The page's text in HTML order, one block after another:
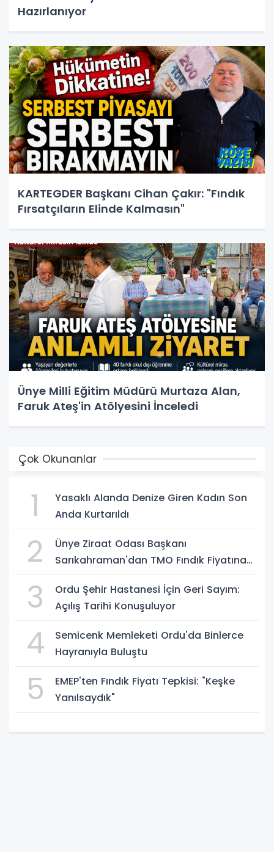
Hazırlanıyor
KARTEGDER Başkanı Cihan Çakır: "Fındık
Fırsatçıların Elinde Kalmasın"
Ünye Milli Eğitim Müdürü Murtaza Alan,
Faruk Ateş'in Atölyesini İnceledi
Çok Okunanlar
1
Yasaklı Alanda Denize Giren Kadın Son
Anda Kurtarıldı
2
Ünye Ziraat Odası Başkanı
Sarıkahraman'dan TMO Fındık Fiyatına
3
Ordu Şehir Hastanesi İçin Geri Sayım:
Açılış Tarihi Konuşuluyor
4
Semicenk Memleketi Ordu'da Binlerce
Hayranıyla Buluştu
5
EMEP'ten Fındık Fiyatı Tepkisi: "Keşke
Yanılsaydık"